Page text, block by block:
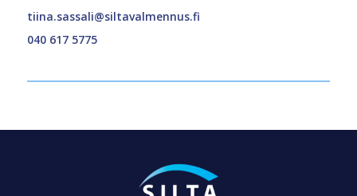
tiina.sassali@siltavalmennus.fi
040 617 5775